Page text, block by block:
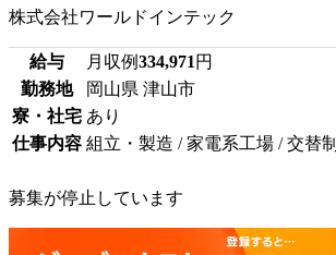
株式会社ワールドインテック
給与 月収例334,971 円
勤務地
岡山県 津山市
寮・社宅 あり
仕事内容 組立・製造 / 家電系工場 / 交替制
募集が停止しています